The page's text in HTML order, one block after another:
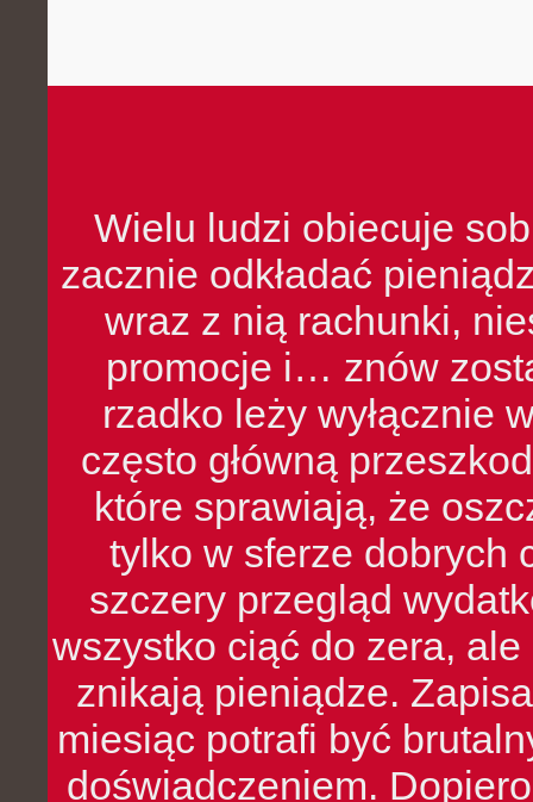
Wielu ludzi obiecuje
zacznie odkładać
wraz z nią rachunki,
promocje i… znów
rzadko leży wyłącznie
często główną
które sprawiają, że
tylko w sferze dobrych
szczery przegląd
wszystko ciąć do zera,
znikają pieniądze.
miesiąc potrafi być
doświadczeniem.